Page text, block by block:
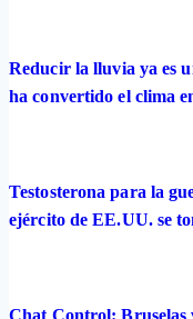
Reducir la lluvia ya es
ha convertido el clima
Testosterona para la
ejército de EE.UU. se
Chat Control: Bruselas